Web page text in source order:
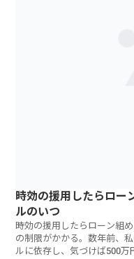
時効の援用したらロー
ルのいつ
時効の援用したらローン組
の制限がかかる。数年前、
ルに依存し、気づけば500万